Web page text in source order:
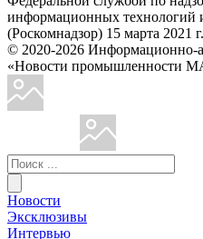
информационных технологий
(Роскомнадзор) 15 марта 2021 г.
© 2020-2026 Информационно-
«Новости промышленности
Новости
Эксклюзивы
Интервью